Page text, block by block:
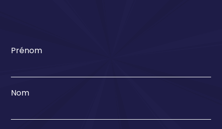
Prénom
Nom